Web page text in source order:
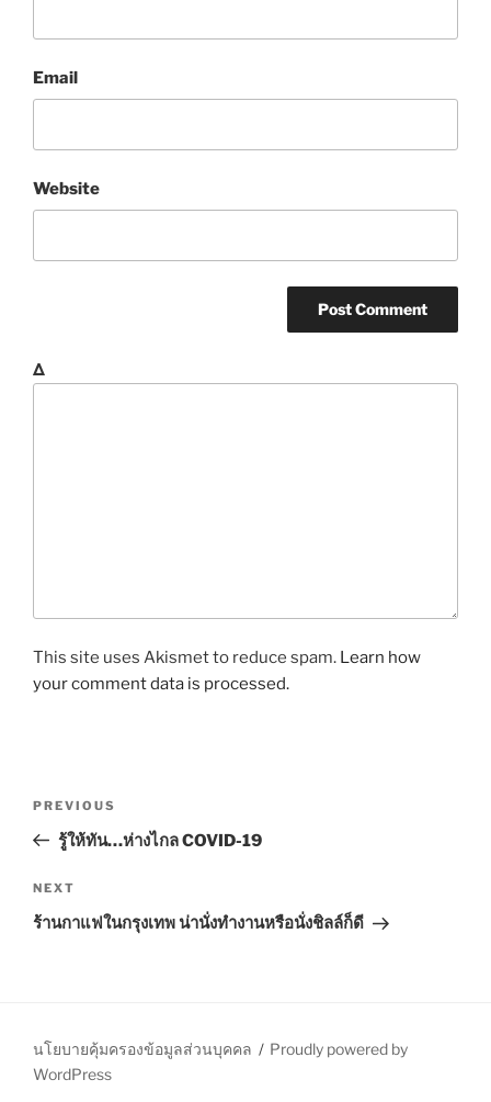
Email
Website
Δ
This site uses Akismet to reduce spam. Learn how
your comment data is processed.
s
t
n
g
a
P
r
v
i
o
s
PREVIOUS
รู้ให้ทัน…ห่างไกล COVID-19
N
e
s
t
NEXT
ร้านกาแฟในกรุงเทพ น่านั่งทำงานหรือนั่งชิลล์ก็ดี
นโยบายคุ้มครองข้อมูลส่วนบุคคล
Proudly powered by
WordPress